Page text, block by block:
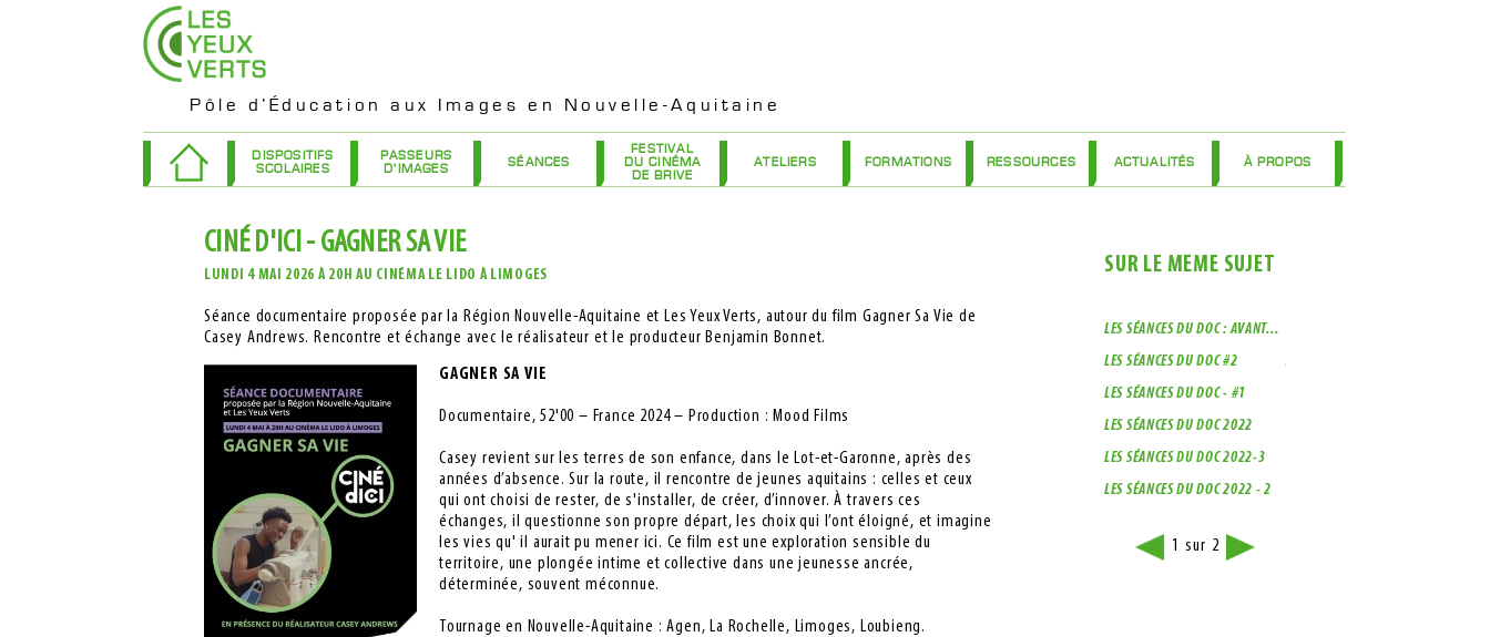
Pôle d’Éducation aux Images en Nouvelle-Aquitaine
DISPOSITIFS
SCOLAIRES
PASSEURS
D'IMAGES
SÉANCES
FESTIVAL
DU CINÉMA
DE BRIVE
ATELIERS FORMATIONS RESSOURCES ACTUALITÉS À PROPOS
CINÉ D'ICI - GAGNER SA VIE
LUNDI 4 MAI 2026 À 20H AU CINÉMA LE LIDO À LIMOGES
Séance documentaire proposée par la Région Nouvelle-Aquitaine et Les Yeux Verts, autour du film Gagner Sa Vie de
Casey Andrews. Rencontre et échange avec le réalisateur et le producteur Benjamin Bonnet.
GAGNER SA VIE
​Documentaire, 52'00 – France 2024 – Production : Mood Films
Casey revient sur les terres de son enfance, dans le Lot-et-Garonne, après des
années d’absence. Sur la route, il rencontre de jeunes aquitains : celles et ceux
qui ont choisi de rester, de s'installer, de créer, d’innover. À travers ces
échanges, il questionne son propre départ, les choix qui l’ont éloigné, et imagine
les vies qu' il aurait pu mener ici. Ce film est une exploration sensible du
territoire, une plongée intime et collective dans une jeunesse ancrée,
déterminée, souvent méconnue.
Tournage en Nouvelle-Aquitaine : Agen, La Rochelle, Limoges, Loubieng.
SUR LE MÊME SUJET
LES SÉANCES DU DOC : AVANT...
LES SÉANCES DU DOC #2
LES SÉANCES DU DOC - #1
LES SÉANCES DU DOC 2022
LES SÉANCES DU DOC 2022-3
LES SÉANCES DU DOC 2022 - 2
1 sur 2